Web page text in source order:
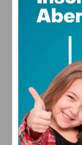
24°
27°
DOM